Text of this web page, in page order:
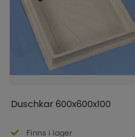
Duschkar 600x600x100
Finns i lager